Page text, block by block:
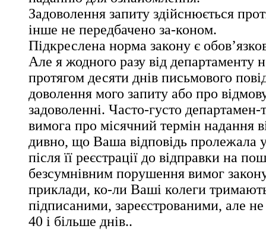
Задоволення запиту здійснюється
інше не передбачено за-коном.
Підкреслена норма закону є
Але я жодного разу від департаменту
протягом десяти днів письмового
доволення мого запиту або про
задоволенні. Часто-густо
вимога про місячний термін надання
дивно, що Ваша відповідь пролежала
після її реєстрації до відправки на
безсумнівним порушення вимог
приклади, ко-ли Ваші колеги тримають
підписаними, зареєстрованими, але
40 і більше днів..